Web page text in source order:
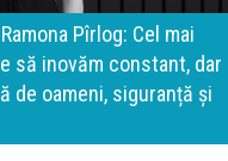
Pîrlog: Cel mai
inovăm constant, dar
oameni, siguranță și